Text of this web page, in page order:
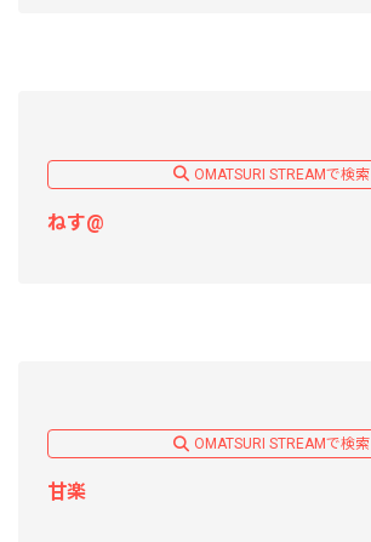
OMATSURI STREAMで検索
ねす@
OMATSURI STREAMで検索
甘楽